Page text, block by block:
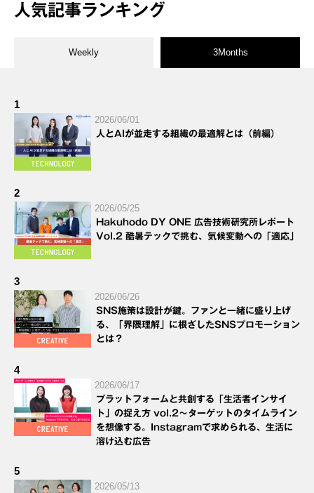
人気記事ランキング
Weekly 3Months
1
2026/06/01
人とAIが並走する組織の最適解とは（前編）
2
2026/05/25
Hakuhodo DY ONE 広告技術研究所レポート
Vol.2 酷暑テックで挑む、気候変動への「適応」
3
2026/06/26
SNS施策は設計が鍵。ファンと一緒に盛り上げ
る、「界隈理解」に根ざしたSNSプロモーション
とは？
4
2026/06/17
プラットフォームと共創する「生活者インサイ
ト」の捉え方 vol.2～ターゲットのタイムライン
を想像する。Instagramで求められる、生活に
溶け込む広告
5
2026/05/13